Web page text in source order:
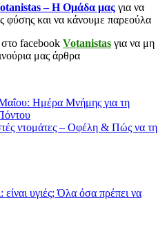
– Η Ομάδα μαςγια να
φύσης και να κάνουμε παρεούλα
facebook Votanistas για να μη
μας άρθρα
Ημέρα Μνήμης για τη
ντομάτες – Οφέλη & Πώς να τη